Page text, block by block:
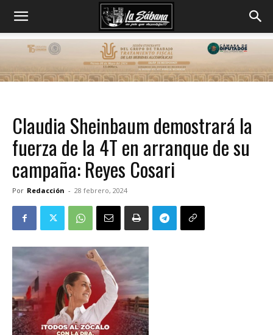
Claudia Sheinbaum demostrará la
fuerza de la 4T en arranque de su
campaña: Reyes Cosari
Por Redacción - 28 febrero, 2024